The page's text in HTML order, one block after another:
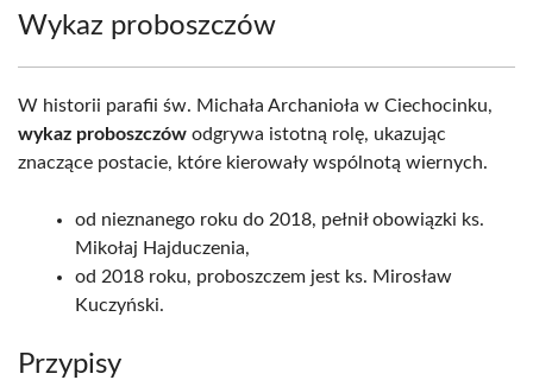
Wykaz proboszczów
W historii parafii św. Michała Archanioła w Ciechocinku,
wykaz proboszczów odgrywa istotną rolę, ukazując
znaczące postacie, które kierowały wspólnotą wiernych.
od nieznanego roku do 2018, pełnił obowiązki ks.
Mikołaj Hajduczenia,
od 2018 roku, proboszczem jest ks. Mirosław
Kuczyński.
Przypisy